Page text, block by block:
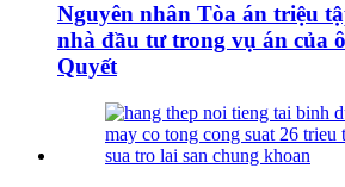
Nguyên nhân Tòa án triệu
nhà đầu tư trong vụ án của
Quyết